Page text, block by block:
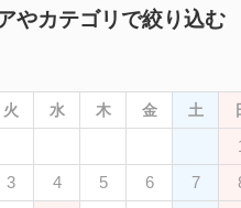
やカテゴリで絞り込む
火 水 木 金 土
3 4 5 6 7